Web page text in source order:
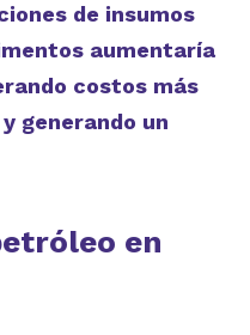
de insumos
aumentaría
costos más
generando un
en